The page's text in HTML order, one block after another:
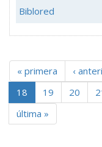
Biblored
« primera ‹
18
19 20
última »